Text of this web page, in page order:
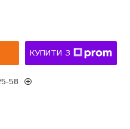
КУПИТИ З
58